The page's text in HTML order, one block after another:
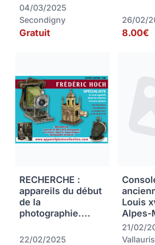
04/03/2025
Secondigny
Gratuit
26/02/
8.00€
RECHERCHE :
appareils du début
de la
photographie....
22/02/2025
Louis
Alpes-
21/02/
Vallauris